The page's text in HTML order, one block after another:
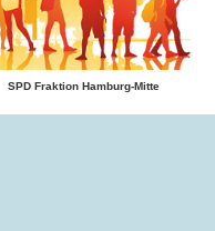
SPD Fraktion Hamburg-Mitte